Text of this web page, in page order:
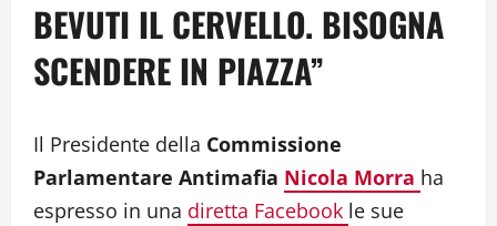
BEVUTI IL CERVELLO. BISOGNA
SCENDERE IN PIAZZA”
Il Presidente della Commissione
Parlamentare Antimafia Nicola Morra ha
espresso in una diretta Facebook le sue